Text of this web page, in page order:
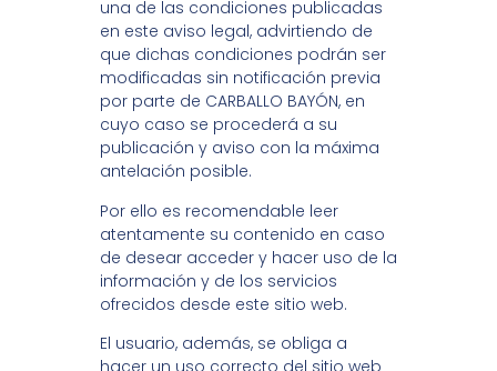
una de las condiciones publicadas
en este aviso legal, advirtiendo de
que dichas condiciones podrán ser
modificadas sin notificación previa
por parte de CARBALLO BAYÓN, en
cuyo caso se procederá a su
publicación y aviso con la máxima
antelación posible.
Por ello es recomendable leer
atentamente su contenido en caso
de desear acceder y hacer uso de la
información y de los servicios
ofrecidos desde este sitio web.
El usuario, además, se obliga a